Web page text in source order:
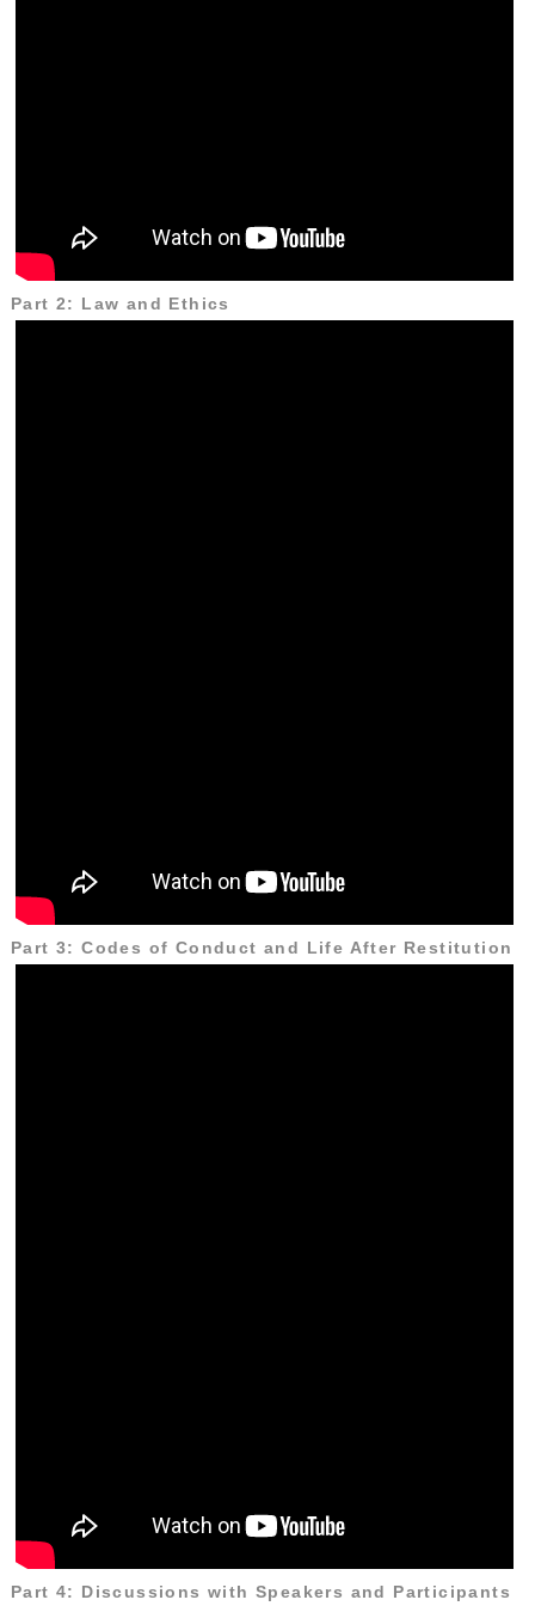
Part 2: Law and Ethics
Part 3: Codes of Conduct and Life After Restitution
Part 4: Discussions with Speakers and Participants